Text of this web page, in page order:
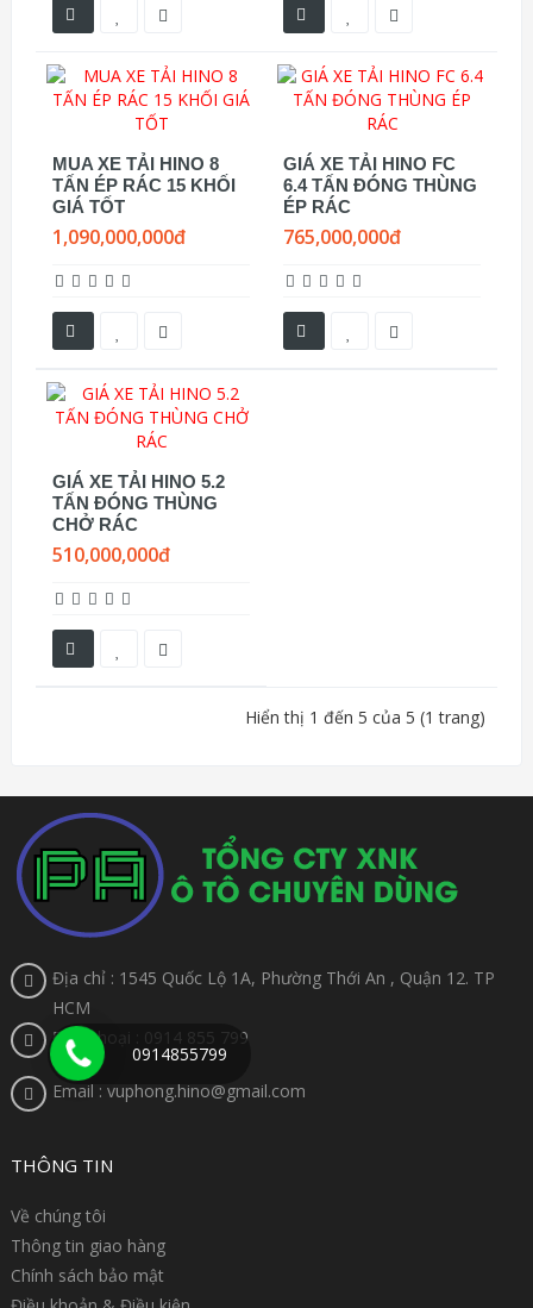
MUA XE TẢI HINO 8
TẤN ÉP RÁC 15 KHỐI
GIÁ TỐT
1,090,000,000đ
GIÁ XE TẢI HINO FC
6.4 TẤN ĐÓNG THÙNG
ÉP RÁC
765,000,000đ
GIÁ XE TẢI HINO 5.2
TẤN ĐÓNG THÙNG
CHỞ RÁC
510,000,000đ
Hiển thị 1 đến 5 của 5 (1 trang)
Địa chỉ : 1545 Quốc Lộ 1A, Phường Thới An , Quận 12. TP
HCM
Điện thoại : 0914 855 799
Email : vuphong.hino@gmail.com
THÔNG TIN
Về chúng tôi
Thông tin giao hàng
Chính sách bảo mật
0914855799